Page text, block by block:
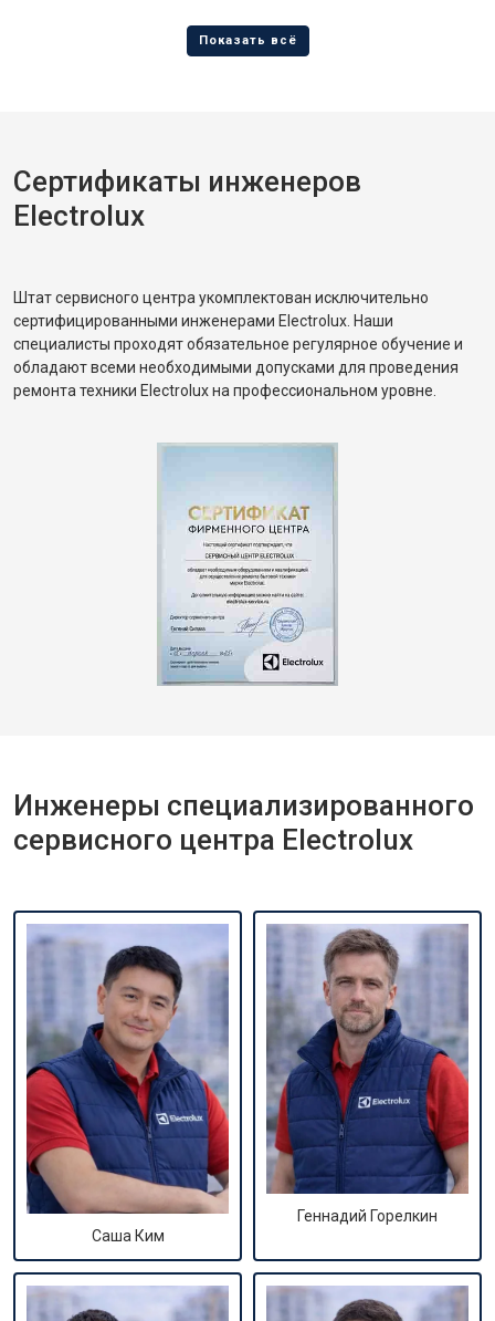
Сертификаты инженеров
Electrolux
Штат сервисного центра укомплектован исключительно
сертифицированными инженерами Electrolux. Наши
специалисты проходят обязательное регулярное обучение и
обладают всеми необходимыми допусками для проведения
ремонта техники Electrolux на профессиональном уровне.
Инженеры специализированного
сервисного центра Electrolux
Саша Ким
Геннадий Горелкин